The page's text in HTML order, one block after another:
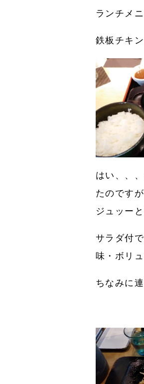
ランチメ
鉄板チキ
はい、、
たのです
ジュッー
サラダ付
味・ボリ
ちなみに